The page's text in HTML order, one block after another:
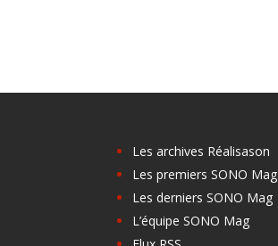
Les archives Réalisason
Les premiers SONO Mag
Les derniers SONO Mag
L’équipe SONO Mag